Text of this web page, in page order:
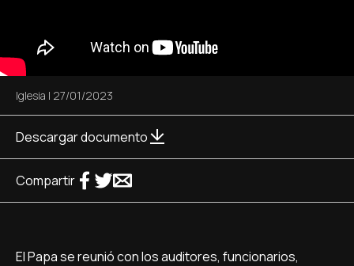
Iglesia | 27/01/2023
Descargar documento
Compartir
El Papa se reunió con los auditores, funcionarios,